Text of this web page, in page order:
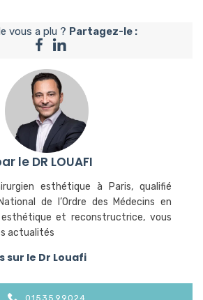
vous a plu ? Partagez-le :
le DR LOUAFI
esthétique à Paris, qualifié
de l’Ordre des Médecins en
esthétique et reconstructrice, vous
actualités
sur le Dr Louafi
0153599024